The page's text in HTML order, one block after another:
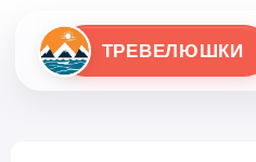
ТРЕВЕЛЮШКИ